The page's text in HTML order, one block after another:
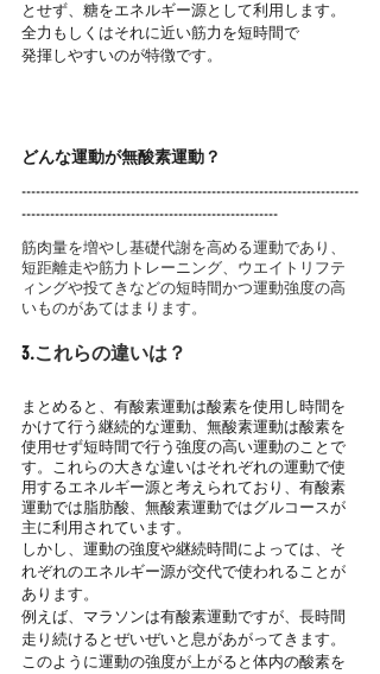
とせず、糖をエネルギー源として利用します。
全力もしくはそれに近い筋力を短時間で
発揮しやすいのが特徴です。
どんな運動が無酸素運動？
-----------------------------------------------------------------------
------------------------------------------------------
筋肉量を増やし基礎代謝を高める運動であり、
短距離走や筋力トレーニング、ウエイトリフテ
ィングや投てきなどの短時間かつ運動強度の高
いものがあてはまります。
3.これらの違いは？
まとめると、有酸素運動は酸素を使用し時間を
かけて行う継続的な運動、無酸素運動は酸素を
使用せず短時間で行う強度の高い運動のことで
す。これらの大きな違いはそれぞれの運動で使
用するエネルギー源と考えられており、有酸素
運動では脂肪酸、無酸素運動ではグルコースが
主に利用されています。
しかし、運動の強度や継続時間によっては、そ
れぞれのエネルギー源が交代で使われることが
あります。
例えば、マラソンは有酸素運動ですが、長時間
走り続けるとぜいぜいと息があがってきます。
このように運動の強度が上がると体内の酸素を